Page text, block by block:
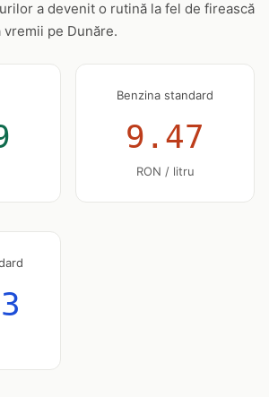
a devenit o rutină la fel de firească
pe Dunăre.
Benzina standard
9.47
RON / litru